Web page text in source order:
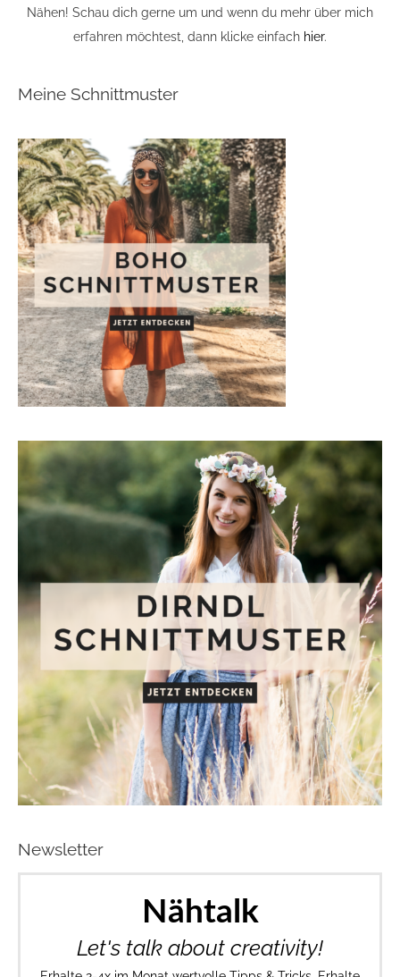
Nähen! Schau dich gerne um und wenn du mehr über mich
erfahren möchtest, dann klicke einfach hier.
Meine Schnittmuster
Newsletter
Nähtalk
Let's talk about creativity!